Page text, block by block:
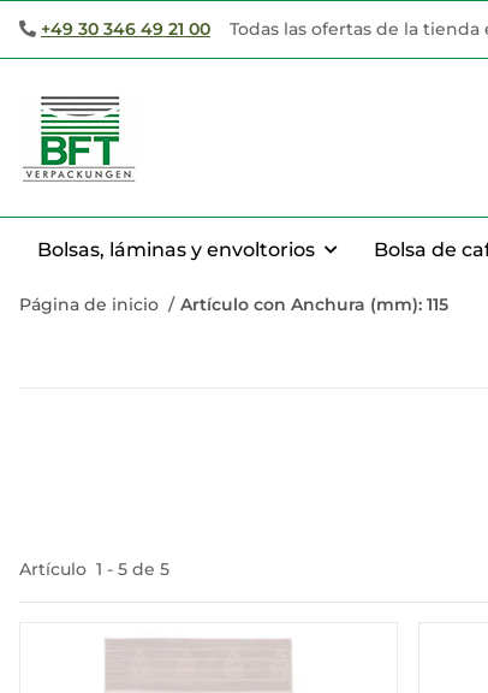
+49 30 346 49 21 00 Todas las ofertas de la
Bolsas, láminas y envoltorios Bolsa de
Página de inicio Artículo con Anchura (mm): 115
Artículo 1 - 5 de 5